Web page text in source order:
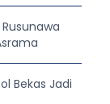
Bekas Jadi